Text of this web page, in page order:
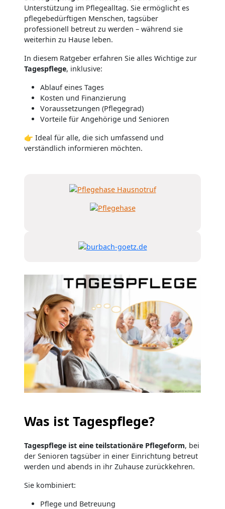
Unterstützung im Pflegealltag. Sie ermöglicht es
pflegebedürftigen Menschen, tagsüber
professionell betreut zu werden – während sie
weiterhin zu Hause leben.
In diesem Ratgeber erfahren Sie alles Wichtige zur
Tagespflege, inklusive:
Ablauf eines Tages
Kosten und Finanzierung
Voraussetzungen (Pflegegrad)
Vorteile für Angehörige und Senioren
👉 Ideal für alle, die sich umfassend und
verständlich informieren möchten.
Was ist Tagespflege?
Tagespflege ist eine teilstationäre Pflegeform, bei
der Senioren tagsüber in einer Einrichtung betreut
werden und abends in ihr Zuhause zurückkehren.
Sie kombiniert:
Pflege und Betreuung